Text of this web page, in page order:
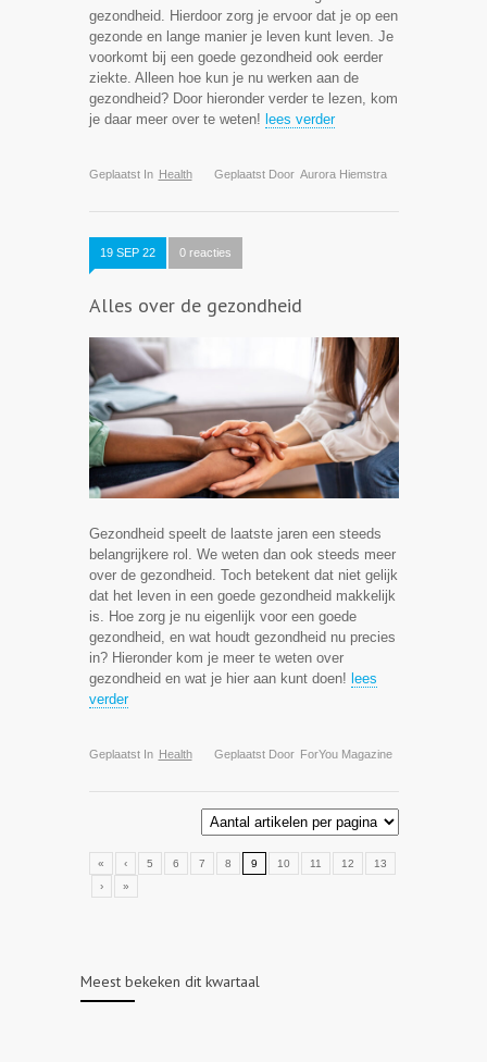
gezondheid. Hierdoor zorg je ervoor dat je op een
gezonde en lange manier je leven kunt leven. Je
voorkomt bij een goede gezondheid ook eerder
ziekte. Alleen hoe kun je nu werken aan de
gezondheid? Door hieronder verder te lezen, kom
je daar meer over te weten! lees verder
Geplaatst In Health Geplaatst Door Aurora Hiemstra
19 SEP 22 0 reacties
Alles over de gezondheid
Gezondheid speelt de laatste jaren een steeds
belangrijkere rol. We weten dan ook steeds meer
over de gezondheid. Toch betekent dat niet gelijk
dat het leven in een goede gezondheid makkelijk
is. Hoe zorg je nu eigenlijk voor een goede
gezondheid, en wat houdt gezondheid nu precies
in? Hieronder kom je meer te weten over
gezondheid en wat je hier aan kunt doen! lees
verder
Geplaatst In Health Geplaatst Door ForYou Magazine
« ‹ 5 6 7 8 9 10 11 12
13
›
»
Meest bekeken dit kwartaal